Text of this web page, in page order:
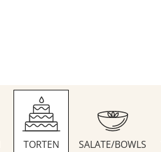
TORTEN SALATE/BOWLS